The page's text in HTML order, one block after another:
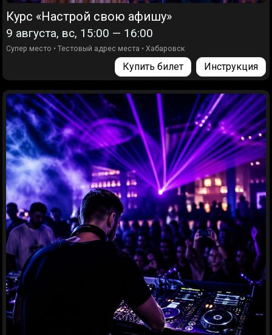
Курс «Настрой свою афишу»
9 августа, вс, 15:00 — 16:00
Супер место • Тестовый адрес места • Хабаровск
Купить билет Инструкция